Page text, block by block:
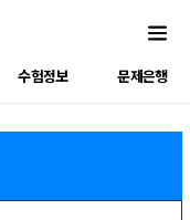
수험정보 문제은행